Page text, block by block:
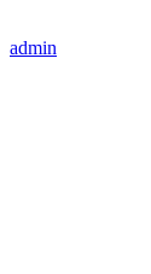
admin